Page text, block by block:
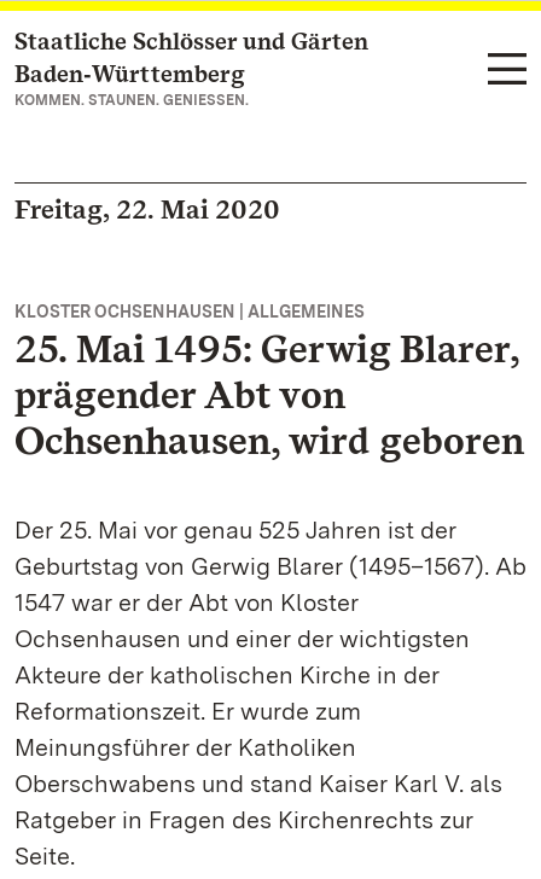
Zum Hauptinhalt springen
Staatliche Schlösser und Gärten
Baden‑Württemberg
KOMMEN. STAUNEN. GENIESSEN.
Freitag, 22. Mai 2020
KLOSTER OCHSENHAUSEN | ALLGEMEINES
25. Mai 1495: Gerwig Blarer,
prägender Abt von
Ochsenhausen, wird geboren
Der 25. Mai vor genau 525 Jahren ist der
Geburtstag von Gerwig Blarer (1495–1567). Ab
1547 war er der Abt von Kloster
Ochsenhausen und einer der wichtigsten
Akteure der katholischen Kirche in der
Reformationszeit. Er wurde zum
Meinungsführer der Katholiken
Oberschwabens und stand Kaiser Karl V. als
Ratgeber in Fragen des Kirchenrechts zur
Seite.